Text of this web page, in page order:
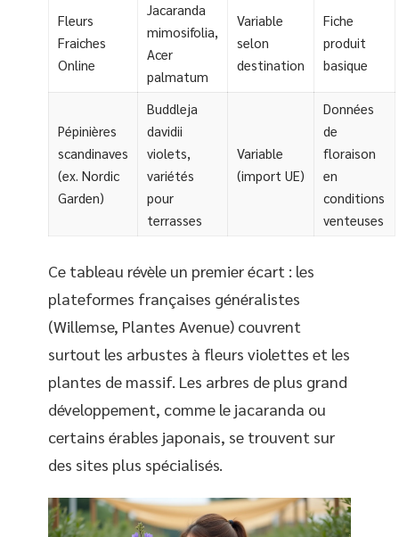
Fleurs
Fraiches
Online
Jacaranda
mimosifolia,
Acer
palmatum
Variable
selon
destination
Fiche
produit
basique
Pépinières
scandinaves
(ex. Nordic
Garden)
Buddleja
davidii
violets,
variétés
pour
terrasses
Variable
(import UE)
Données
de
floraison
en
conditions
venteuses
Ce tableau révèle un premier écart : les
plateformes françaises généralistes
(Willemse, Plantes Avenue) couvrent
surtout les arbustes à fleurs violettes et les
plantes de massif. Les arbres de plus grand
développement, comme le jacaranda ou
certains érables japonais, se trouvent sur
des sites plus spécialisés.